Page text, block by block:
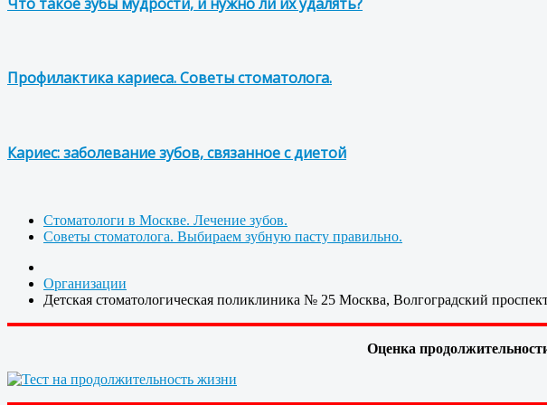
Профилактика кариеса. Советы стоматолога.
Кариес: заболевание зубов, связанное с диетой
Стоматологи в Москве. Лечение зубов.
Советы стоматолога. Выбираем зубную пасту правильно.
Организации
Детская стоматологическая поликлиника № 25 Москва, Волгоградский
Оценка